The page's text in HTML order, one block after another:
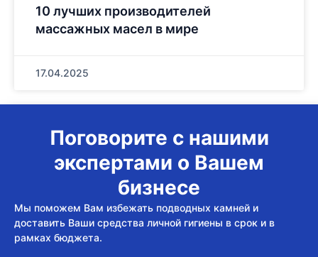
10 лучших производителей
массажных масел в мире
17.04.2025
Поговорите с нашими
экспертами о Вашем
бизнесе
Мы поможем Вам избежать подводных камней и
доставить Ваши средства личной гигиены в срок и в
рамках бюджета.